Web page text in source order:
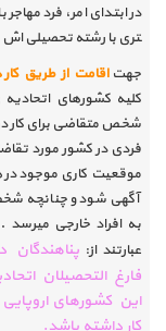
در ابتدای امر، فرد مهاجر
تری با رشته تحصیلی­
جهت اقامت از طریق کار
کلیه کشور­های
شخص متقاضی برای کار
فردی در کشور مورد
موقعیت کاری موجود در
آگهی شود و چنانچه
به افراد خارجی می­رسد .
عبارتند از:پناهندگان
فارغ­ التحصیلان
این کشور­های اروپایی
کار داشته باشد.